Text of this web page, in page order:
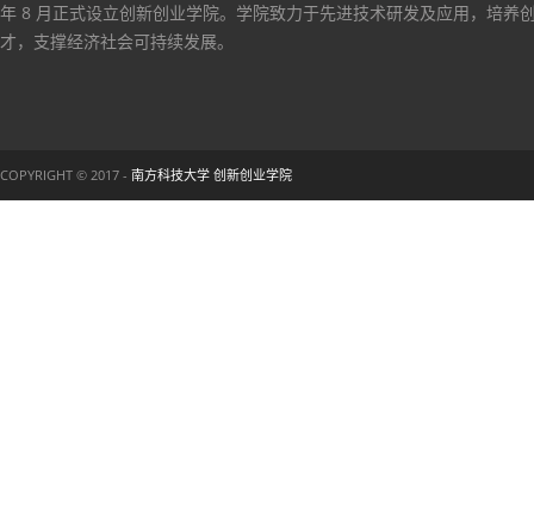
年 8 月正式设立创新创业学院。学院致力于先进技术研发及应用，培养
才，支撑经济社会可持续发展。
COPYRIGHT © 2017 - 南方科技大学 创新创业学院